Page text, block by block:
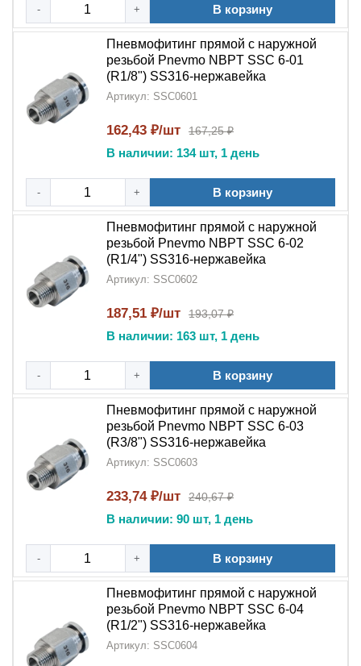
Создания надежных соединений в агрессивных
средах
Организации пневмолиний с высокими
требованиями к гигиене
Монтажа в условиях повышенной влажности
Долговечных промышленных систем
эксплуатации
Гарантия качества:
пневмофитинг цанговый прямой PC
SS316проходит:
Контроль материала (
Тестирование цангового механизма
Контроль герметичности под давлением
Визуальный контроль качества обработки
Монтажные рекомендации:
Проверьте надежность фиксации соединения
Для демонтажа нажмите на цанговое кольцо
Идеальный выбор для:
- + В корзину
Пневмофитинг прямой с наружной
резьбой Pnevmo NBPT SSC 6-01
(R1/8") SS316-нержавейка
Артикул: SSC0601
162,43 ₽/шт 167,25 ₽
В наличии: 134 шт, 1 день
- + В корзину
Пневмофитинг прямой с наружной
резьбой Pnevmo NBPT SSC 6-02
(R1/4") SS316-нержавейка
Артикул: SSC0602
187,51 ₽/шт 193,07 ₽
В наличии: 163 шт, 1 день
- + В корзину
Пневмофитинг прямой с наружной
резьбой Pnevmo NBPT SSC 6-03
(R3/8") SS316-нержавейка
Артикул: SSC0603
233,74 ₽/шт 240,67 ₽
В наличии: 90 шт, 1 день
- + В корзину
Пневмофитинг прямой с наружной
резьбой Pnevmo NBPT SSC 6-04
(R1/2") SS316-нержавейка
Артикул: SSC0604